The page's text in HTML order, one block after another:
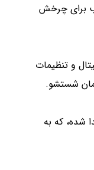
برای چرخش
و تنظیمات
شستشو.
شده، که به